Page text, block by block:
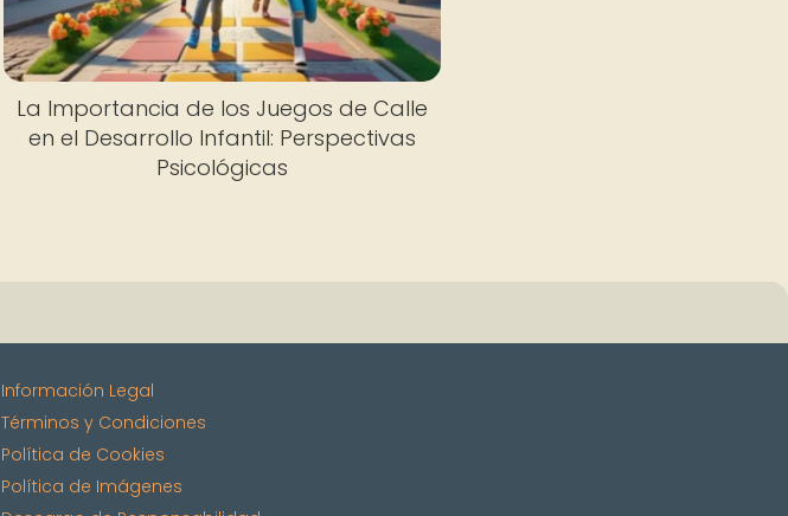
La Importancia de los Juegos de Calle
en el Desarrollo Infantil: Perspectivas
Psicológicas
Información Legal
Términos y Condiciones
Política de Cookies
Política de Imágenes